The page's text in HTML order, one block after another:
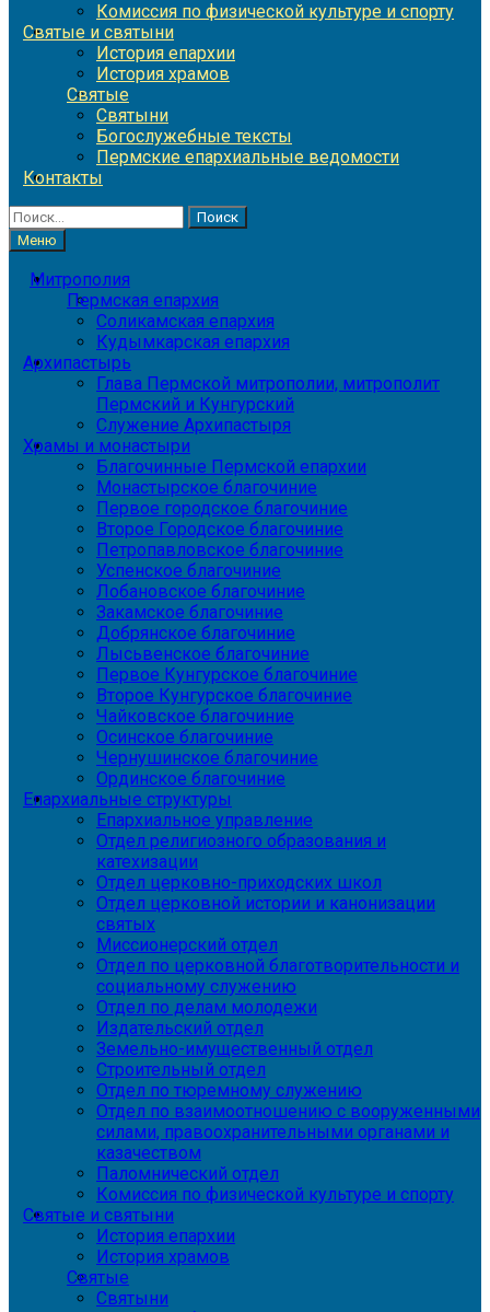
Комиссия по физической культуре и спорту
Святые и святыни
История епархии
История храмов
Святые
Святыни
Богослужебные тексты
Пермские епархиальные ведомости
Контакты
Найти:
Меню
Митрополия
Пермская епархия
Соликамская епархия
Кудымкарская епархия
Архипастырь
Глава Пермской митрополии, митрополит
Пермский и Кунгурский
Служение Архипастыря
Храмы и монастыри
Благочинные Пермской епархии
Монастырское благочиние
Первое городское благочиние
Второе Городское благочиние
Петропавловское благочиние
Успенское благочиние
Лобановское благочиние
Закамское благочиние
Добрянское благочиние
Лысьвенское благочиние
Первое Кунгурское благочиние
Второе Кунгурское благочиние
Чайковское благочиние
Осинское благочиние
Чернушинское благочиние
Ординское благочиние
Епархиальные структуры
Епархиальное управление
Отдел религиозного образования и
катехизации
Отдел церковно-приходских школ
Отдел церковной истории и канонизации
святых
Миссионерский отдел
Отдел по церковной благотворительности и
социальному служению
Отдел по делам молодежи
Издательский отдел
Земельно-имущественный отдел
Строительный отдел
Отдел по тюремному служению
Отдел по взаимоотношению с вооруженными
силами, правоохранительными органами и
казачеством
Паломнический отдел
Комиссия по физической культуре и спорту
Святые и святыни
История епархии
История храмов
Святые
Святыни